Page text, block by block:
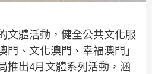
文體活動，健全公共文化服
門、文化澳門、幸福澳門」
推出4月文體系列活動，涵